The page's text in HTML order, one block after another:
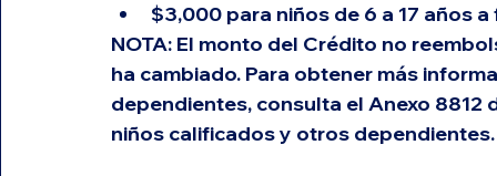
$3,000 para niños de 6 a 17 años a
NOTA: El monto del Crédito no
ha cambiado. Para obtener más
dependientes, consulta el Anexo 8812
niños calificados y otros